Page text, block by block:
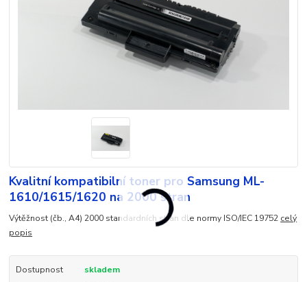
Kvalitní kompatibilní toner pro Samsung ML-
1610/1615/1620 na 2000 stran
Výtěžnost (čb., A4) 2000 standardních stran dle normy ISO/IEC 19752 celý
popis
Dostupnost
skladem